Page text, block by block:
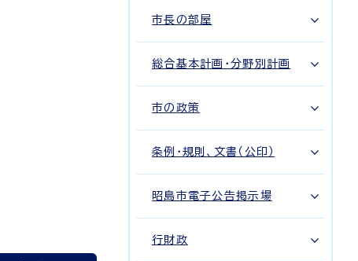
市長の部屋
総合基本計画・分野別計画
市の政策
条例・規則、文書（公印）
昭島市電子公告掲示場
行財政